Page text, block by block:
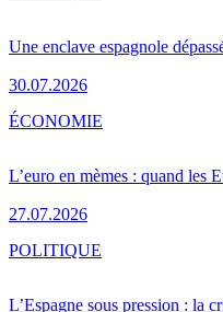
Une enclave espagnole
30.07.2026
L’euro en mèmes : quand les
27.07.2026
ÉCONOMIE
L’Espagne sous pression : la
POLITIQUE